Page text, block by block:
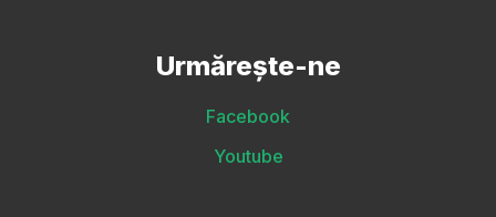
Urmărește-ne
Facebook
Youtube